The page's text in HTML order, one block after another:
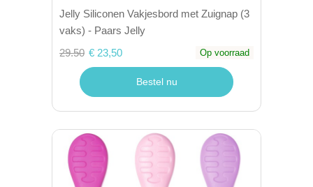
Jelly Siliconen Vakjesbord met Zuignap (3
vaks) - Paars Jelly
29.50 € 23,50 Op voorraad
Bestel nu